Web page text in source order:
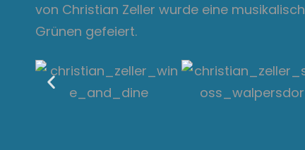
von Christian Zeller wurde eine
Grünen gefeiert.